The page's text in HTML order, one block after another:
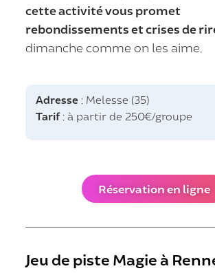
cette activité vous promet
rebondissements et crises de
dimanche comme on les aime.
Adresse : Melesse (35)
Tarif: à partir de 250€/groupe
Réservation en ligne
Jeu de piste Magie à